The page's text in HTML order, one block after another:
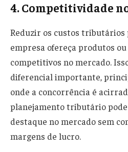
4. Competitividade
Reduzir os custos
empresa ofereça produtos
competitivos no mercado.
diferencial importante,
onde a concorrência é
planejamento tributário
destaque no mercado sem
margens de lucro.